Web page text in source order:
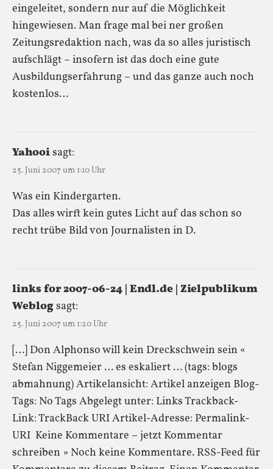
eingeleitet, sondern nur auf die Möglichkeit
hingewiesen. Man frage mal bei ner großen
Zeitungsredaktion nach, was da so alles juristisch
aufschlägt – insofern ist das doch eine gute
Ausbildungserfahrung – und das ganze auch noch
kostenlos…
Yahooisagt:
25. Juni 2007 um 1:10 Uhr
Was ein Kindergarten.
Das alles wirft kein gutes Licht auf das schon so
recht trübe Bild von Journalisten in D.
links for 2007-06-24 | Endl.de | Zielpublikum
Weblogsagt:
25. Juni 2007 um 1:20 Uhr
[…] Don Alphonso will kein Dreckschwein sein «
Stefan Niggemeier … es eskaliert … (tags: blogs
abmahnung) Artikelansicht: Artikel anzeigen Blog-
Tags: No Tags Abgelegt unter: Links Trackback-
Link: TrackBack URI Artikel-Adresse: Permalink-
URI Keine Kommentare – jetzt Kommentar
schreiben » Noch keine Kommentare. RSS-Feed für